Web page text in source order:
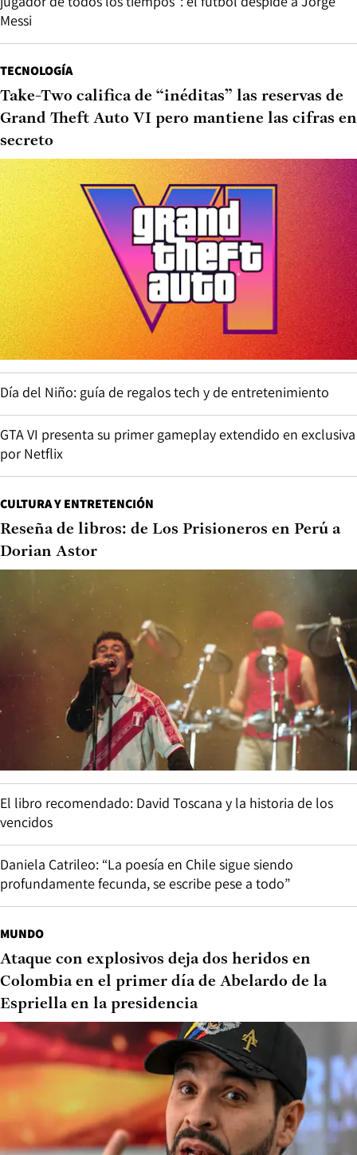
Messi
TECNOLOGÍA
Take-Two califica de “inéditas” las reservas de
Grand Theft Auto VI pero mantiene las cifras en
secreto
Día del Niño: guía de regalos tech y de entretenimiento
GTA VI presenta su primer gameplay extendido en exclusiva
por Netflix
CULTURA Y ENTRETENCIÓN
Reseña de libros: de Los Prisioneros en Perú a
Dorian Astor
El libro recomendado: David Toscana y la historia de los
vencidos
Daniela Catrileo: “La poesía en Chile sigue siendo
profundamente fecunda, se escribe pese a todo”
MUNDO
Ataque con explosivos deja dos heridos en
Colombia en el primer día de Abelardo de la
Espriella en la presidencia